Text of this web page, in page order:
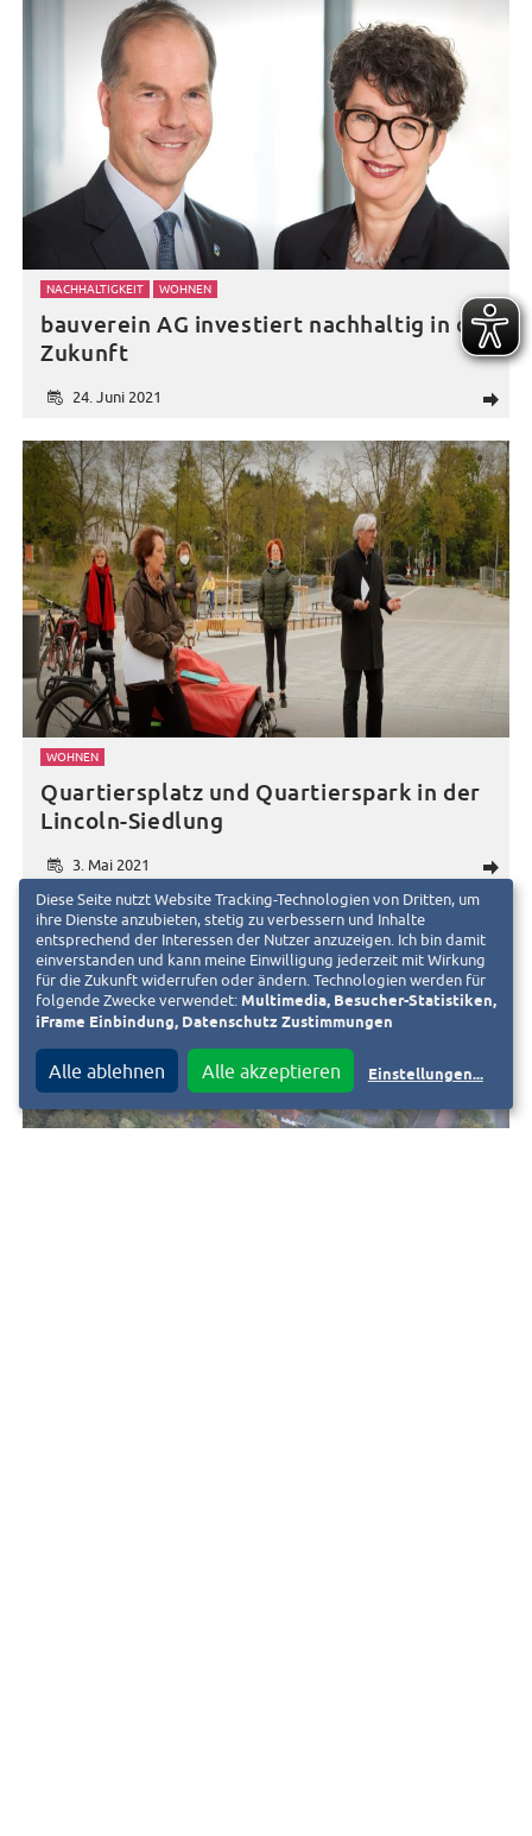
d
24. Juni 2021
NACHHALTIGKEIT WOHNEN
bauverein AG investiert nachhaltig in die
Zukunft
d
3. Mai 2021
WOHNEN
Quartiersplatz und Quartierspark in der
Lincoln-Siedlung
Diese Seite nutzt Website Tracking-Technologien von Dritten, um
ihre Dienste anzubieten, stetig zu verbessern und Inhalte
entsprechend der Interessen der Nutzer anzuzeigen. Ich bin damit
einverstanden und kann meine Einwilligung jederzeit mit Wirkung
für die Zukunft widerrufen oder ändern. Technologien werden für
folgende Zwecke verwendet: Multimedia, Besucher-Statistiken,
iFrame Einbindung, Datenschutz Zustimmungen
Alle ablehnen Alle akzeptieren Einstellungen...